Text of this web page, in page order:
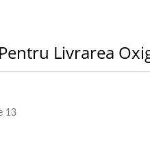
Livrarea
13
& Scut Facial CPR